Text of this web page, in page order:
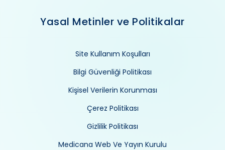
Yasal Metinler ve Politikalar
Site Kullanım Koşulları
Bilgi Güvenliği Politikası
Kişisel Verilerin Korunması
Çerez Politikası
Gizlilik Politikası
Medicana Web Ve Yayın Kurulu